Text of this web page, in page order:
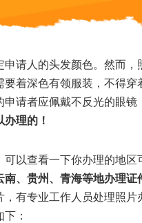
请人的头发颜色。然而
着深色有领服装，不得
请者应佩戴不反光的眼镜
理的！
以查看一下你办理的地
、贵州、青海等地办理证
，有专业工作人员处理照
：